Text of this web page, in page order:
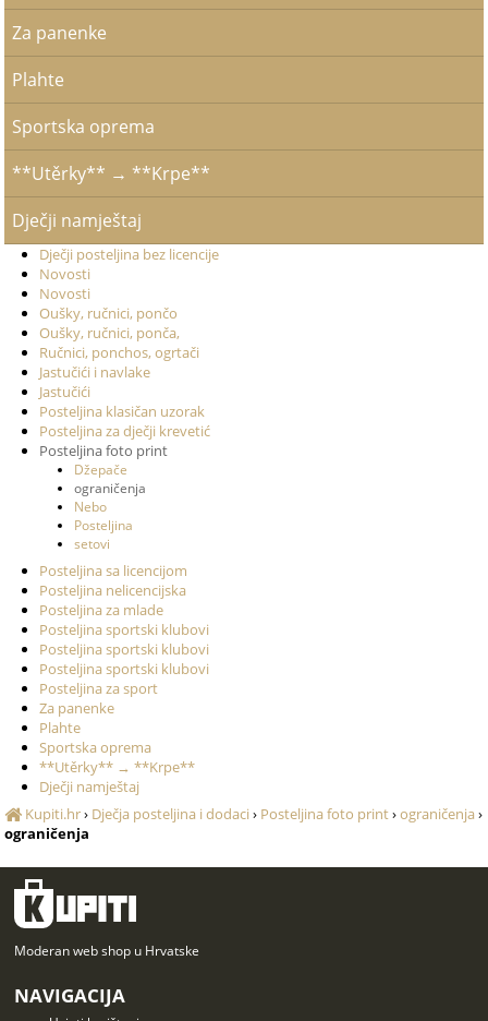
Za panenke
Plahte
Sportska oprema
**Utěrky** → **Krpe**
Dječji namještaj
Dječji posteljina bez licencije
Novosti
Novosti
Oušky, ručnici, pončo
Oušky, ručnici, ponča,
Ručnici, ponchos, ogrtači
Jastučići i navlake
Jastučići
Posteljina klasičan uzorak
Posteljina za dječji krevetić
Posteljina foto print
Džepače
ograničenja
Nebo
Posteljina
setovi
Posteljina sa licencijom
Posteljina nelicencijska
Posteljina za mlade
Posteljina sportski klubovi
Posteljina sportski klubovi
Posteljina sportski klubovi
Posteljina za sport
Za panenke
Plahte
Sportska oprema
**Utěrky** → **Krpe**
Dječji namještaj
Kupiti.hr› Dječja posteljina i dodaci› Posteljina foto print›ograničenja›
ograničenja
Moderan web shop u Hrvatske
NAVIGACIJA